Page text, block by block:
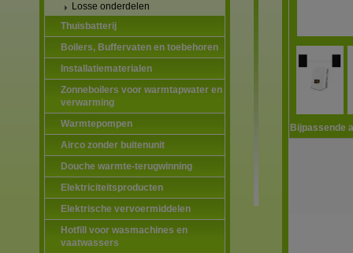
Losse onderdelen
Thuisbatterij
Boilers, Buffervaten en toebehoren
Installatiematerialen
Zonneboilers voor warmtapwater en
verwarming
Warmtepompen
Airco zonder buitenunit
Douche warmte-terugwinning
Elektriciteitsproducten
Elektrische vervoermiddelen
Hotfill voor wasmachines en
vaatwassers
Bijpassende